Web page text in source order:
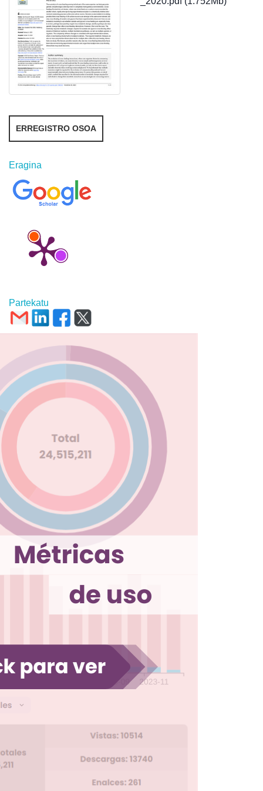
ERREGISTRO OSOA
Eragina
Partekatu